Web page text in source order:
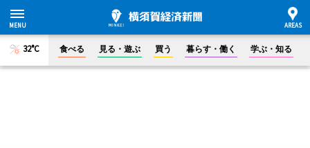
32°C 食べる 見る・遊ぶ 買う 暮らす・働く 学ぶ・知る